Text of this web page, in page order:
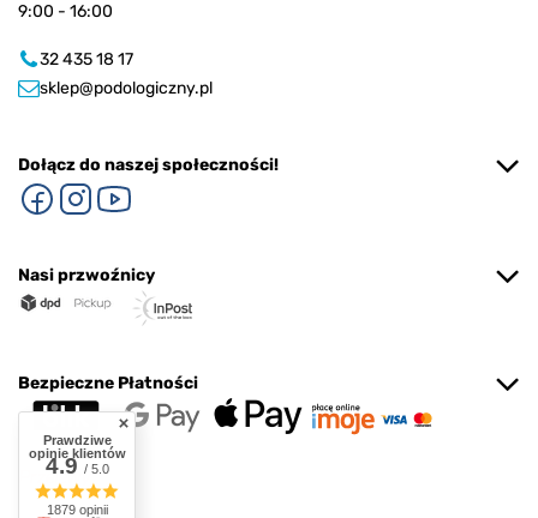
9:00 - 16:00
32 435 18 17
sklep@podologiczny.pl
Dołącz do naszej społeczności!
Nasi przwoźnicy
Bezpieczne Płatności
Prawdziwe
opinie klientów
4.9/ 5.0
1879 opinii